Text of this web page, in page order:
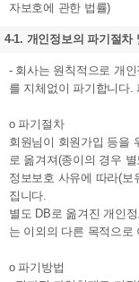
자보호에 관한 법률)
4-1. 개인정보의 파기절차
- 회사는 원칙적으로 개
를 지체없이 파기합니다.
ο 파기절차
회원님이 회원가입 등을
로 옮겨져(종이의 경우
정보보호 사유에 따라(보
집니다.
별도 DB로 옮겨진 개인
는 이외의 다른 목적으로
ο 파기방법